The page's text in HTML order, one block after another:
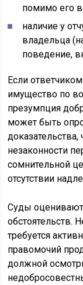
помимо его
наличие у
владельца
поведение,
Если
имущество по
презумпция
может быть
незаконности
сомнительной
отсутствии
Суды оценивают
обстоятельств.
требуется
правомочий
должной